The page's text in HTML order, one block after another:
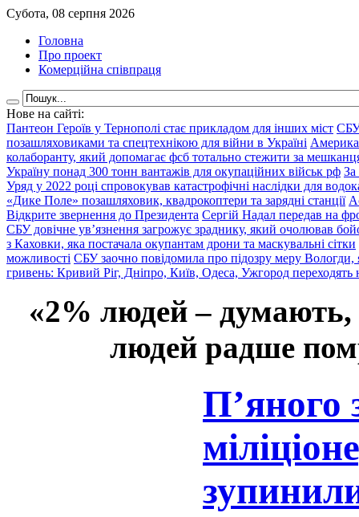
Субота, 08 серпня 2026
Головна
Про проект
Комерційна співпраця
Нове на сайті:
Пантеон Героїв у Тернополі стає прикладом для інших міст СБУ
позашляховиками та спецтехнікою для війни в Україні
колаборанту, який допомагає фсб тотально стежити за
Україну понад 300 тонн вантажів для окупаційних військ рф За
Уряд у 2022 році спровокував катастрофічні наслідки для
«Дике Поле» позашляховик, квадрокоптери та зарядні станції
Відкрите звернення до Президента Сергій Надал передав на
СБУ довічне ув’язнення загрожує зраднику, який очолював
з Каховки, яка постачала окупантам дрони та маскувальні сітки
можливості СБУ заочно повідомила про підозру меру Вологди,
гривень: Кривий Ріг, Дніпро, Київ, Одеса, Ужгород переходять
«2% людей –
людей радше
П’яного